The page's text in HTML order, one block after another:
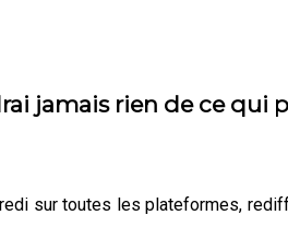
jamais rien de ce qui
sur toutes les plateformes,